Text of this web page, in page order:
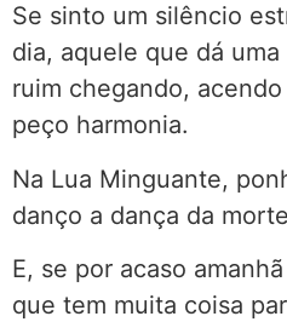
Se sinto um silêncio
dia, aquele que dá
ruim chegando,
peço harmonia.
Na Lua Minguante,
danço a dança da
E, se por acaso
que tem muita coisa